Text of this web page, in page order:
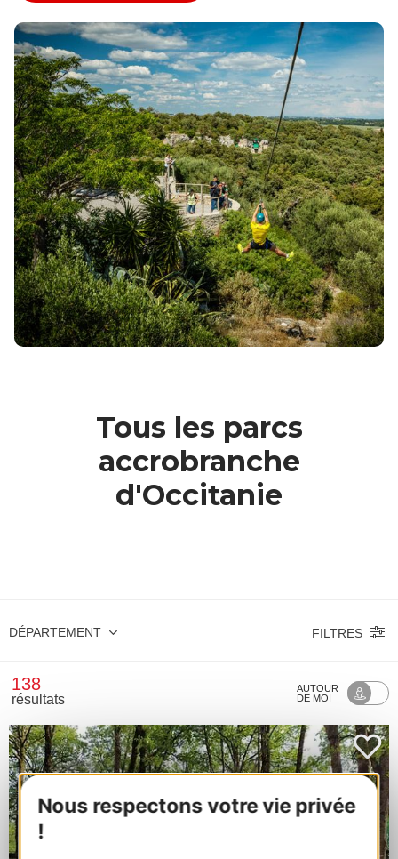
Nous respectons votre vie privée
!
Tous les parcs
accrobranche
d'Occitanie
DÉPARTEMENT FILTRES
138
résultats
AUTOUR
DE MOI